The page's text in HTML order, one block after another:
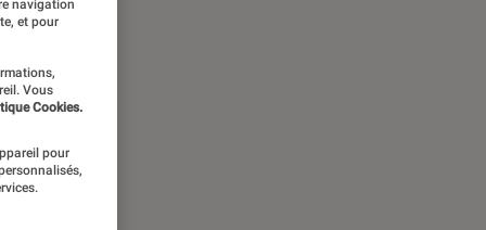
navigation
et pour
Vous
Cookies.
pour